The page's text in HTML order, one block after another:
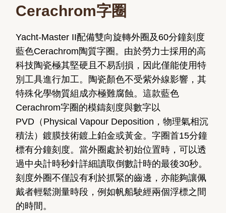
Cerachrom字圈
Yacht-Master II配備雙向旋轉外圈及60分鐘刻度
藍色Cerachrom陶質字圈。由於勞力士採用的高
科技陶瓷極其堅硬且不易刮損，因此僅能使用特
別工具進行加工。陶瓷顏色不受紫外線影響，其
特殊化學物質組成亦極難腐蝕。這款藍色
Cerachrom字圈的模鑄刻度與數字以
PVD（Physical Vapour Deposition，物理氣相沉
積法）鍍膜技術鍍上鉑金或黃金。字圈首15分鐘
標有分鐘刻度。當外圈處於初始位置時，可以透
過中央計時秒針詳細讀取倒數計時的最後30秒。
刻度外圈不僅設有利於抓緊的齒邊，亦能夠讓佩
戴者輕鬆測量時段，例如帆船駛經兩個浮標之間
的時間。